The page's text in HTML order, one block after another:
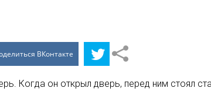
ВКонтакте
Когда он открыл дверь, перед ним стоял